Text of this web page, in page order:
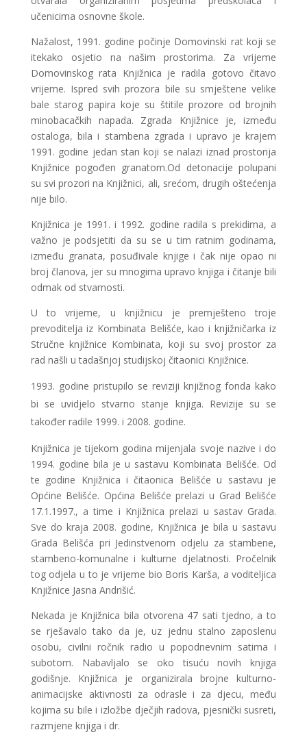
učenicima osnovne škole.
Nažalost, 1991. godine počinje Domovinski rat koji se
itekako osjetio na našim prostorima. Za vrijeme
Domovinskog rata Knjižnica je radila gotovo čitavo
vrijeme. Ispred svih prozora bile su smještene velike
bale starog papira koje su štitile prozore od brojnih
minobacačkih napada. Zgrada Knjižnice je, između
ostaloga, bila i stambena zgrada i upravo je krajem
1991. godine jedan stan koji se nalazi iznad prostorija
Knjižnice pogođen granatom.Od detonacije polupani
su svi prozori na Knjižnici, ali, srećom, drugih oštećenja
nije bilo.
Knjižnica je 1991. i 1992. godine radila s prekidima, a
važno je podsjetiti da su se u tim ratnim godinama,
između granata, posuđivale knjige i čak nije opao ni
broj članova, jer su mnogima upravo knjiga i čitanje bili
odmak od stvarnosti.
U to vrijeme, u knjižnicu je premješteno troje
prevoditelja iz Kombinata Belišće, kao i knjižničarka iz
Stručne knjižnice Kombinata, koji su svoj prostor za
rad našli u tadašnjoj studijskoj čitaonici Knjižnice.
godine pristupilo se reviziji knjižnog fonda kako
bi se uvidjelo stvarno stanje knjiga. Revizije su se
također radile 1999. i 2008. godine.
Knjižnica je tijekom godina mijenjala svoje nazive i do
1994. godine bila je u sastavu Kombinata Belišće. Od
te godine Knjižnica i čitaonica Belišće u sastavu je
Općine Belišće. Općina Belišće prelazi u Grad Belišće
17.1.1997., a time i Knjižnica prelazi u sastav Grada.
Sve do kraja 2008. godine, Knjižnica je bila u sastavu
Grada Belišća pri Jedinstvenom odjelu za stambene,
stambeno-komunalne i kulturne djelatnosti. Pročelnik
tog odjela u to je vrijeme bio Boris Karša, a voditeljica
Knjižnice Jasna Andrišić.
Nekada je Knjižnica bila otvorena 47 sati tjedno, a to
se rješavalo tako da je, uz jednu stalno zaposlenu
osobu, civilni ročnik radio u popodnevnim satima i
subotom. Nabavljalo se oko tisuću novih knjiga
godišnje. Knjižnica je organizirala brojne kulturno-
animacijske aktivnosti za odrasle i za djecu, među
kojima su bile i izložbe dječjih radova, pjesnički susreti,
razmjene knjiga i dr.